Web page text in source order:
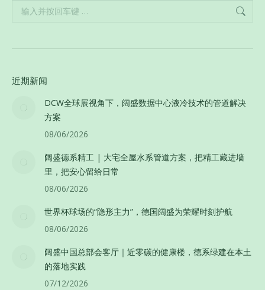
Search:
近期新闻
DCW全球展视角下，阔盛数据中心液冷技术的管道解决
方案
08/06/2026
阔盛德系精工 | 大宅全屋水系管道方案，把精工藏进墙
里，把安心留给日常
08/06/2026
世界杯球场的“隐形主力”，德国阔盛为荣耀时刻护航
08/06/2026
阔盛中国总部会客厅｜近零碳的健康楼，德系绿建在本土
的落地实践
07/12/2026